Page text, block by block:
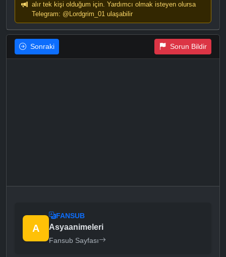
alır tek kişi olduğum için. Yardımcı olmak isteyen olursa
Telegram: @Lordgrim_01 ulaşabilir
Sonraki Sorun Bildir
A
FANSUB
Asyaanimeleri
Fansub Sayfası